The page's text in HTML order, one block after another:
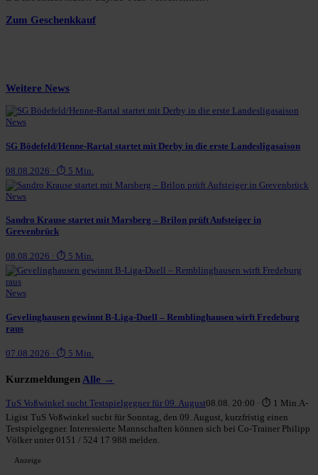
Zum Geschenkkauf
Weitere News
News
SG Bödefeld/Henne-Rartal startet mit Derby in die erste Landesligasaison
08.08.2026 · ⏱ 5 Min.
News
Sandro Krause startet mit Marsberg – Brilon prüft Aufsteiger in
Grevenbrück
08.08.2026 · ⏱ 5 Min.
News
Gevelinghausen gewinnt B-Liga-Duell – Remblinghausen wirft Fredeburg
raus
07.08.2026 · ⏱ 5 Min.
Kurzmeldungen Alle →
TuS Voßwinkel sucht Testspielgegner für 09. August08.08. 20:00 · ⏱ 1 Min.A-
Ligist TuS Voßwinkel sucht für Sonntag, den 09. August, kurzfristig einen
Testspielgegner. Interessierte Mannschaften können sich bei Co-Trainer Philipp
Völker unter 0151 / 524 17 988 melden.
Anzeige